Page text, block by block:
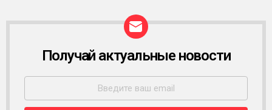
С
Ы
Получай актуальные новости